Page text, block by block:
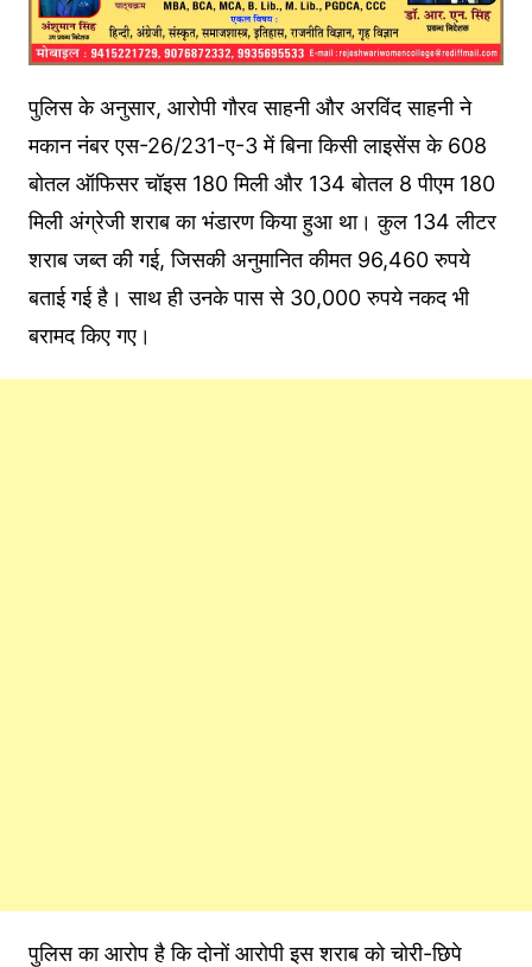
पुलिस के अनुसार, आरोपी गौरव साहनी और अरविंद साहनी ने
मकान नंबर एस-26/231-ए-3 में बिना किसी लाइसेंस के 608
बोतल ऑफिसर चॉइस 180 मिली और 134 बोतल 8 पीएम 180
मिली अंग्रेजी शराब का भंडारण किया हुआ था। कुल 134 लीटर
शराब जब्त की गई, जिसकी अनुमानित कीमत 96,460 रुपये
बताई गई है। साथ ही उनके पास से 30,000 रुपये नकद भी
बरामद किए गए।
पुलिस का आरोप है कि दोनों आरोपी इस शराब को चोरी-छिपे